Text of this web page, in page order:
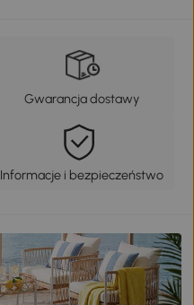
Gwarancja dostawy
Informacje i bezpieczeństwo